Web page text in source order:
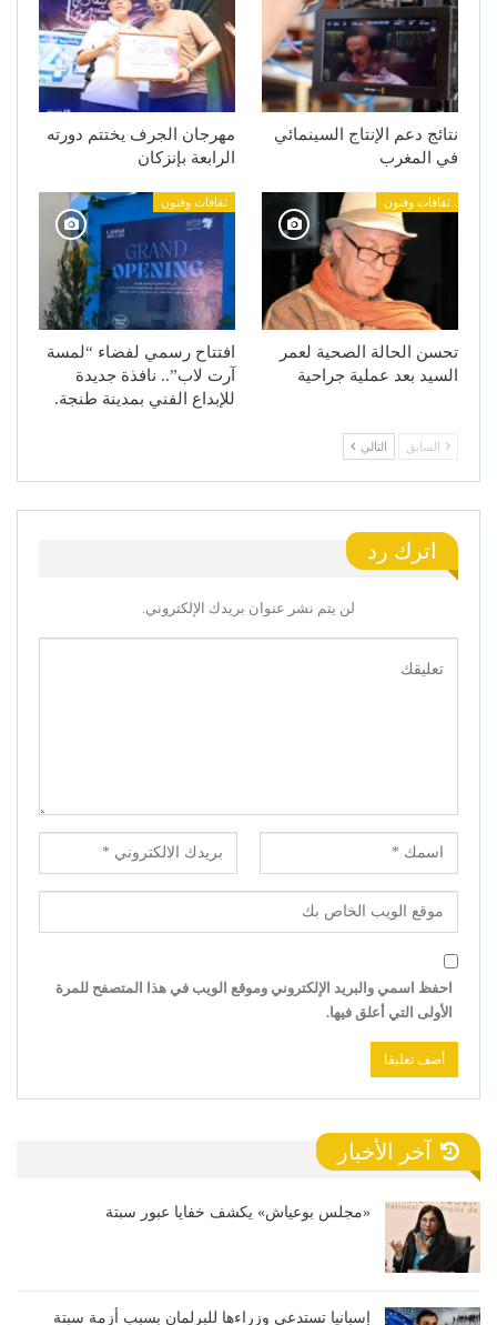
نتائج دعم الإنتاج السينمائي
في المغرب
مهرجان الجرف يختتم دورته
الرابعة بإنزكان
ثقافات وفنون
تحسن الحالة الصحية لعمر
السيد بعد عملية جراحية
ثقافات وفنون
افتتاح رسمي لفضاء “لمسة
آرت لاب”.. نافذة جديدة
للإبداع الفني بمدينة طنجة.
السابق التالي
اترك رد
لن يتم نشر عنوان بريدك الإلكتروني.
احفظ اسمي والبريد الإلكتروني وموقع الويب في هذا المتصفح للمرة
الأولى التي أعلق فيها.
آخر الأخبار
«مجلس بوعياش» يكشف خفايا عبور سبتة
إسبانيا تستدعي وزراءها للبرلمان بسبب أزمة سبتة